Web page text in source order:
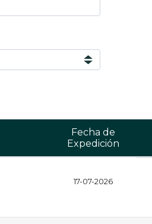
Fecha de
Expedición
17-07-2026